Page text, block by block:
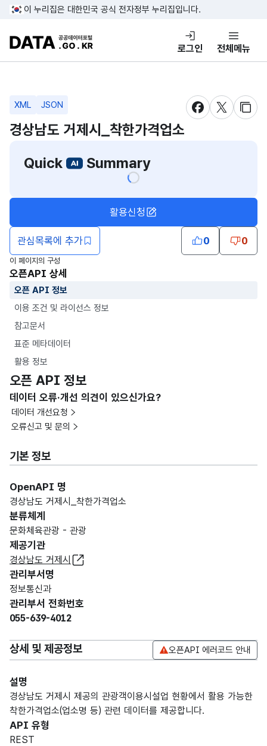
콘텐츠 바로가기
푸터 바로가기
이 누리집은 대한민국 공식 전자정부 누리집입니다.
DATA.GO.KR 공공데이터포털
로그인 전체메뉴
XML JSON
새창 열림새창 열림
새창
경상남도 거제시_착한가격업소
Quick
Summary
관심목록에 추가
활용신청
0 0
이 페이지의 구성
오픈API 상세
오픈 API 정보
이용 조건 및 라이선스 정보
참고문서
표준 메타데이터
활용 정보
오픈 API 정보
데이터 오류·개선 의견이 있으신가요?
데이터 개선요청
오류신고 및 문의
기본 정보
OpenAPI 명
경상남도 거제시_착한가격업소
분류체계
문화체육관광 - 관광
제공기관
경상남도 거제시
관리부서명
정보통신과
관리부서 전화번호
055-639-4012
상세 및 제공정보 오픈API 에러코드 안내
설명
경상남도 거제시 제공의 관광객이용시설업 현황에서 활용 가능한
착한가격업소(업소명 등) 관련 데이터를 제공합니다.
API 유형
REST